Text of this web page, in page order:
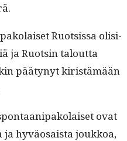
Ruot­sis­sa oli­si­
ja Ruotsin talout­ta
pää­tynyt kiristämään
ovat
hyväo­saista joukkoa,